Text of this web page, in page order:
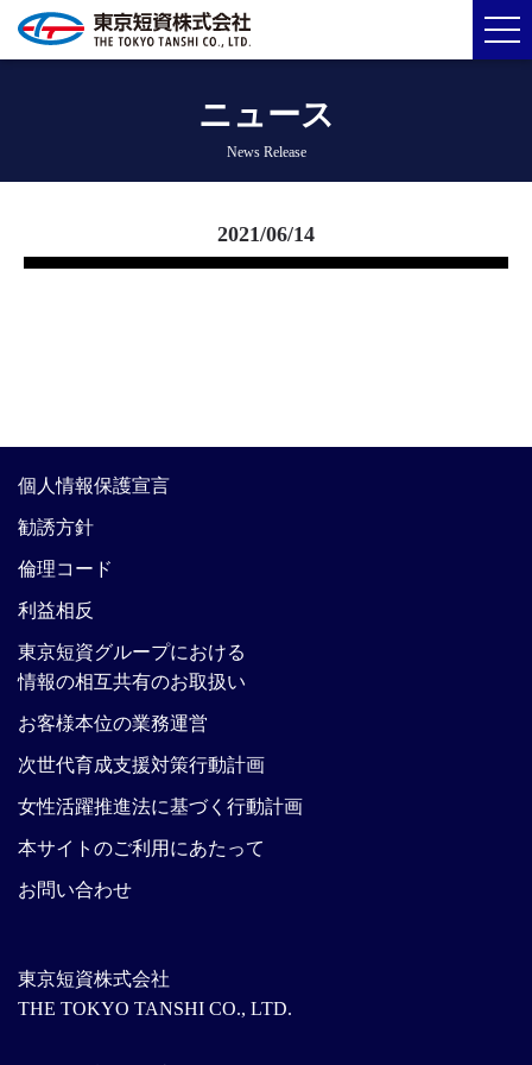
ニュース
News Release
2021/06/14
東京短資株式会社
THE TOKYO TANSHI CO., LTD.
個人情報保護宣言
勧誘方針
倫理コード
利益相反
東京短資グループにおける
情報の相互共有のお取扱い
お客様本位の業務運営
次世代育成支援対策行動計画
女性活躍推進法に基づく行動計画
本サイトのご利用にあたって
お問い合わせ